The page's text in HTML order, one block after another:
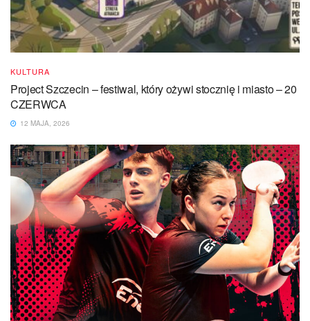
KULTURA
Project Szczecin – festiwal, który ożywi stocznię i miasto – 20
CZERWCA
12 MAJA, 2026